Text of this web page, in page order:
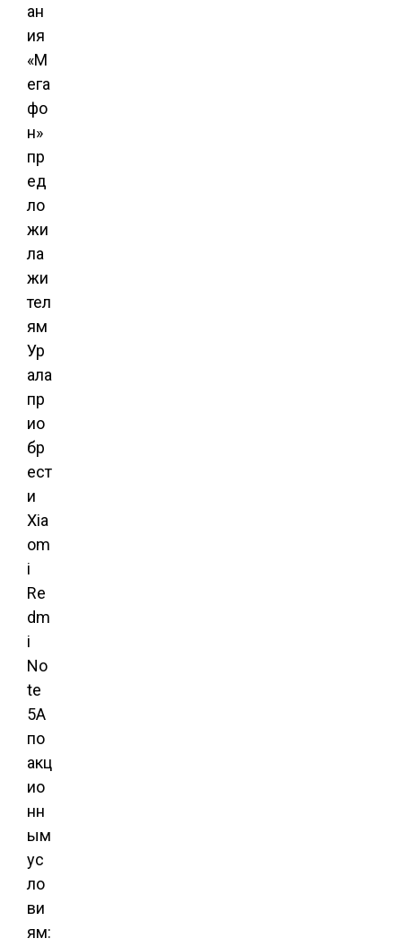
ан
ия
«М
ега
фо
н»
пр
ед
ло
жи
ла
жи
тел
ям
Ур
ала
пр
ио
бр
ест
и
Xia
om
i
Re
dm
i
No
te
5A
по
акц
ио
нн
ым
ус
ло
ви
ям: